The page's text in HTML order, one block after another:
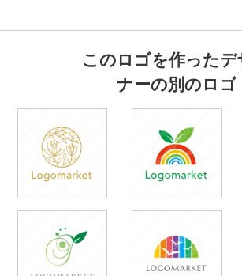
このロゴを作ったデ
ナーの別のロゴ